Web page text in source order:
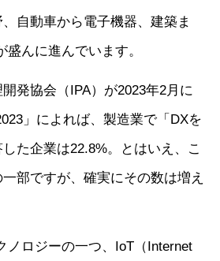
自動車から電子機器、建築ま
んに進んでいます。
発協会（IPA）が2023年2月に
」によれば、製造業で「DXを
た企業は22.8%。とはいえ、こ
部ですが、確実にその数は増え
ノロジーの一つ、IoT（Internet